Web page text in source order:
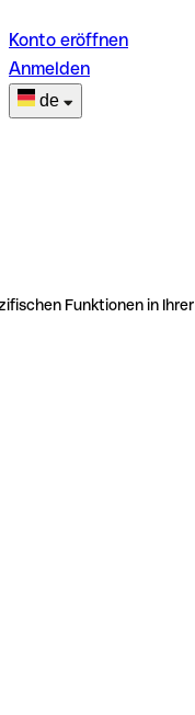
Konto eröffnen
Anmelden
de
Funktionen in Ihrer